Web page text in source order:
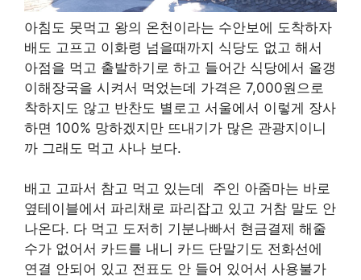
아침도 못먹고 왕의 온천이라는 수안보에 도착하자
배도 고프고 이화령 넘을때까지 식당도 없고 해서
아점을 먹고 출발하기로 하고 들어간 식당에서 올갱
이해장국을 시켜서 먹었는데 가격은 7,000원으로
착하지도 않고 반찬도 별로고 서울에서 이렇게 장사
하면 100% 망하겠지만 뜨내기가 많은 관광지이니
까 그래도 먹고 사나 보다.
배고 고파서 참고 먹고 있는데 주인 아줌마는 바로
옆테이블에서 파리채로 파리잡고 있고 거참 말도 안
나온다. 다 먹고 도저히 기분나빠서 현금결제 해줄
수가 없어서 카드를 내니 카드 단말기도 전화선에
연결 안되어 있고 전표도 안 들어 있어서 사용불가